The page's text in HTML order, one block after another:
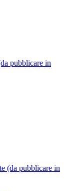
pubblicare in
(da pubblicare in